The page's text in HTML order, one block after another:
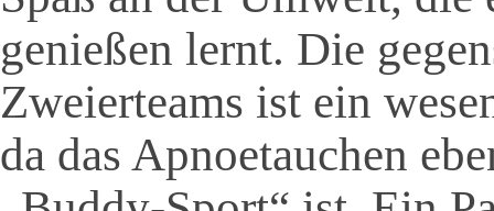
genießen lernt. Die
Zweierteams ist ein
da das Apnoetauchen